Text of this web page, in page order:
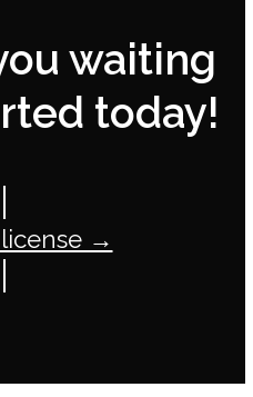
waiting
today!
→